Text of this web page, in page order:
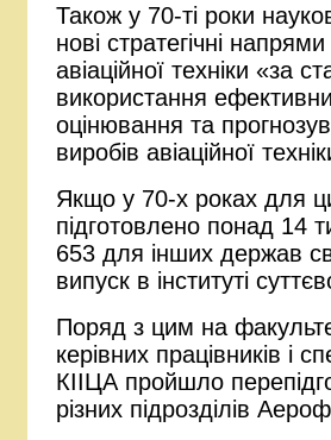
Також у 70-ті роки
нові стратегічні
авіаційної техніки «за
використання
оцінювання та
виробів авіаційної
Якщо у 70-х роках для
підготовлено понад 14
653 для інших держав
випуск в інституті
Поряд з цим на
керівних працівників і
КІІЦА пройшло
різних підрозділів